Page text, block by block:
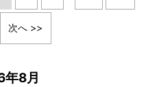
次へ >>
8月